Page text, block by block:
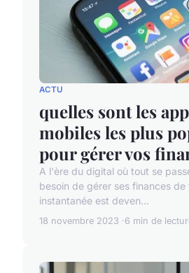
ACTU
quelles sont les
mobiles les plus
pour gérer vos
A l'ère du digital où tout se
besoin de gérer ses finances
instantanée est deven...
18 novembre 2023 6 min de